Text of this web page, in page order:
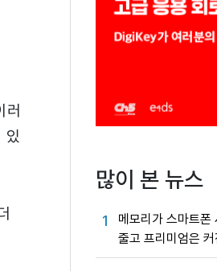
있
많이 본 뉴스
1
메모리가 스마트
줄고 프리미엄은